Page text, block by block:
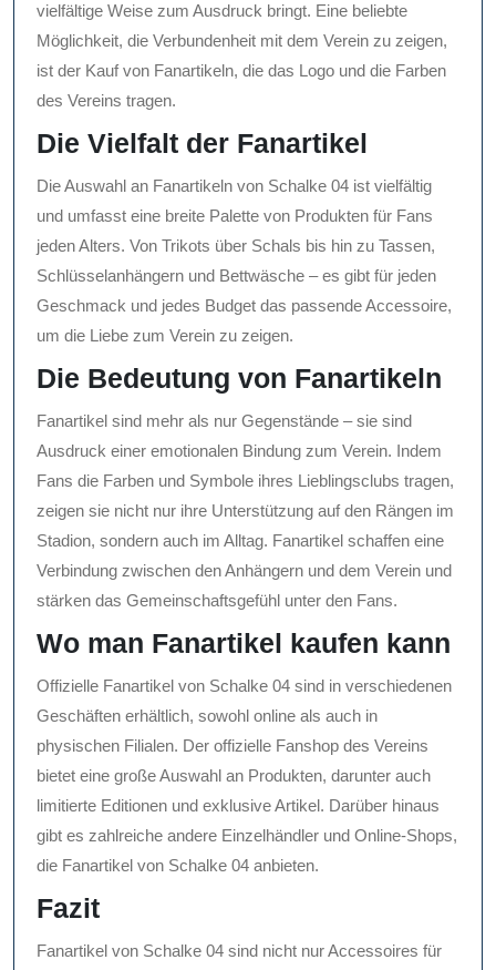
vielfältige Weise zum Ausdruck bringt. Eine beliebte
Möglichkeit, die Verbundenheit mit dem Verein zu zeigen,
ist der Kauf von Fanartikeln, die das Logo und die Farben
des Vereins tragen.
Die Vielfalt der Fanartikel
Die Auswahl an Fanartikeln von Schalke 04 ist vielfältig
und umfasst eine breite Palette von Produkten für Fans
jeden Alters. Von Trikots über Schals bis hin zu Tassen,
Schlüsselanhängern und Bettwäsche – es gibt für jeden
Geschmack und jedes Budget das passende Accessoire,
um die Liebe zum Verein zu zeigen.
Die Bedeutung von Fanartikeln
Fanartikel sind mehr als nur Gegenstände – sie sind
Ausdruck einer emotionalen Bindung zum Verein. Indem
Fans die Farben und Symbole ihres Lieblingsclubs tragen,
zeigen sie nicht nur ihre Unterstützung auf den Rängen im
Stadion, sondern auch im Alltag. Fanartikel schaffen eine
Verbindung zwischen den Anhängern und dem Verein und
stärken das Gemeinschaftsgefühl unter den Fans.
Wo man Fanartikel kaufen kann
Offizielle Fanartikel von Schalke 04 sind in verschiedenen
Geschäften erhältlich, sowohl online als auch in
physischen Filialen. Der offizielle Fanshop des Vereins
bietet eine große Auswahl an Produkten, darunter auch
limitierte Editionen und exklusive Artikel. Darüber hinaus
gibt es zahlreiche andere Einzelhändler und Online-Shops,
die Fanartikel von Schalke 04 anbieten.
Fazit
Fanartikel von Schalke 04 sind nicht nur Accessoires für